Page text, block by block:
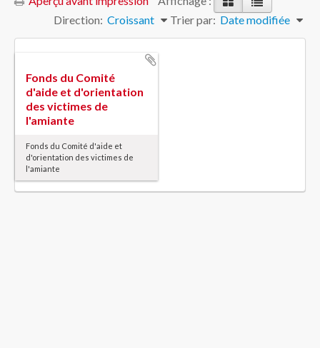
Trier par: Date modifiée
Direction: Croissant
Fonds du Comité
d'aide et d'orientation
des victimes de
l'amiante
Fonds du Comité d'aide et
d'orientation des victimes de
l'amiante